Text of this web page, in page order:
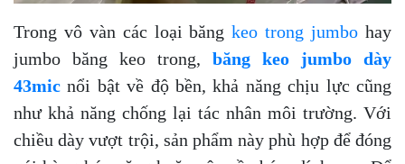
Trong vô vàn các loại băngkeo trong jumbo hay
jumbo băng keo trong, băng keo jumbo dày
43mic nổi bật về độ bền, khả năng chịu lực cũng
như khả năng chống lại tác nhân môi trường. Với
chiều dày vượt trội, sản phẩm này phù hợp để đóng